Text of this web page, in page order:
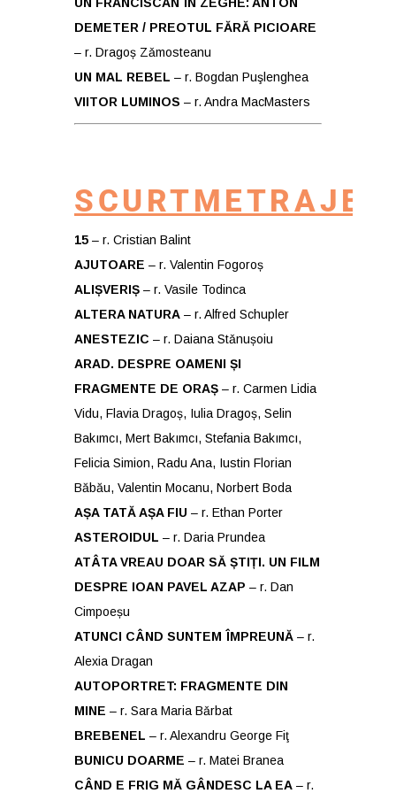
DEMETER / PREOTUL FĂRĂ PICIOARE
– r. Dragoș Zǎmosteanu
UN MAL REBEL – r. Bogdan Puşlenghea
VIITOR LUMINOS – r. Andra MacMasters
SCURTMETRAJE:
15 – r. Cristian Balint
AJUTOARE – r. Valentin Fogoroș
ALIȘVERIȘ – r. Vasile Todinca
ALTERA NATURA – r. Alfred Schupler
ANESTEZIC – r. Daiana Stǎnușoiu
ARAD. DESPRE OAMENI ȘI
FRAGMENTE DE ORAȘ – r. Carmen Lidia
Vidu, Flavia Dragoș, Iulia Dragoș, Selin
Bakımcı, Mert Bakımcı, Stefania Bakımcı,
Felicia Simion, Radu Ana, Iustin Florian
Băbău, Valentin Mocanu, Norbert Boda
AȘA TATĂ AȘA FIU – r. Ethan Porter
ASTEROIDUL – r. Daria Prundea
ATÂTA VREAU DOAR SĂ ȘTIȚI. UN FILM
DESPRE IOAN PAVEL AZAP – r. Dan
Cimpoeșu
ATUNCI CÂND SUNTEM ÎMPREUNĂ – r.
Alexia Dragan
AUTOPORTRET: FRAGMENTE DIN
MINE – r. Sara Maria Bǎrbat
BREBENEL – r. Alexandru George Fiţ
BUNICU DOARME – r. Matei Branea
CÂND E FRIG MĂ GÂNDESC LA EA – r.